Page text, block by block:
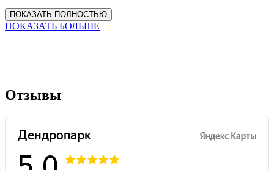
ПОКАЗАТЬ ПОЛНОСТЬЮ
ПОКАЗАТЬ БОЛЬШЕ
Отзывы